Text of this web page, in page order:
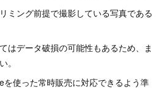
ミング前提で撮影している写真である
はデータ破損の可能性もあるため、ま
。
使った常時販売に対応できるよう準